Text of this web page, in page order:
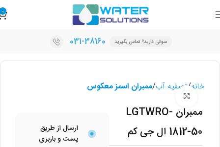
0
سوالی دارید؟ تماس بگیرید 031-38160
خانه تصفیه آب ممبران اسمز معکوس
ارسال از طریق
پست و باربری
ممبران LGTWRO-
1812-50 ال جی کم